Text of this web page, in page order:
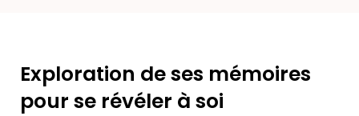
Exploration de ses mémoires
pour se révéler à soi